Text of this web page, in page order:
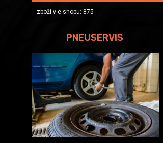
zboží v e-shopu: 875
PNEUSERVIS